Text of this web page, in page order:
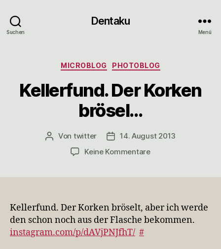
Suchen
Dentaku
Menü
Kategorien
MICROBLOG PHOTOBLOG
Kellerfund. Der Korken
brösel…
Beitragsautor
Von twitter Veröffentlichungsdatum
14. August 2013
Keine Kommentarezu
Kellerfund. Der Korken bröselt, aber ich werde
den schon noch aus der Flasche bekommen.
instagram.com/p/dAVjPNJfhT/ #